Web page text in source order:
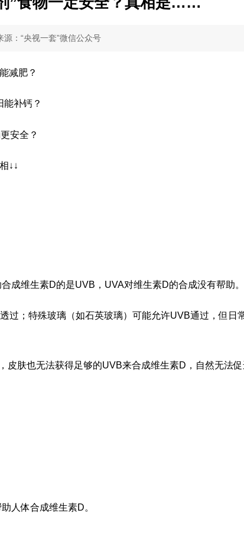
源：“央视一套”微信公众号
减肥？
能补钙？
安全？
↓↓
维生素D的是UVB，UVA对维生素D的合成没有帮助。
；特殊玻璃（如石英玻璃）可能允许UVB通过，但日
肤也无法获得足够的UVB来合成维生素D，自然无法促
人体合成维生素D。